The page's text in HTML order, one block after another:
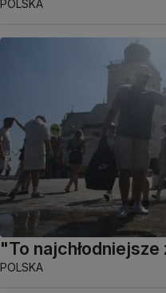
POLSKA
"To
POLSKA